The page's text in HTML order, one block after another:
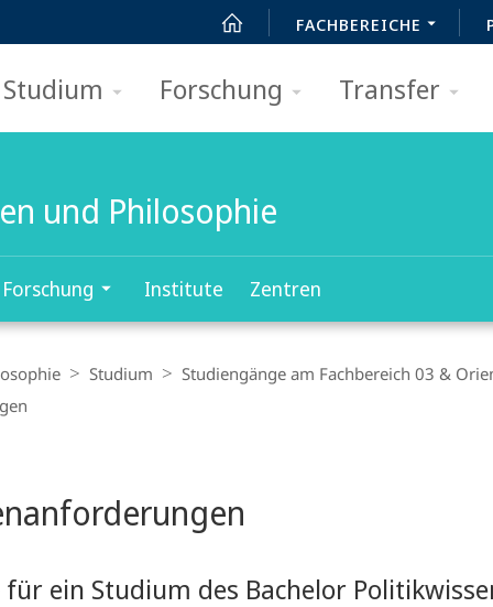
FACHBEREICHE
Studium Forschung Transfer
und Philosophie
Forschung Institute Zentren
Studium
Studiengänge am Fachbereich 03 &
für ein Studium des Bachelor